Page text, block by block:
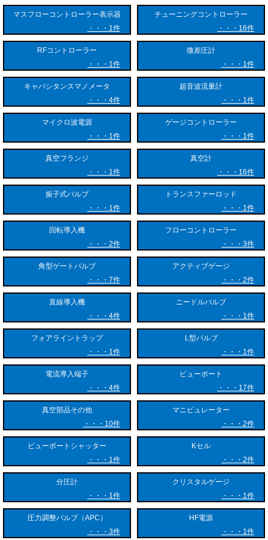
マスフローコントローラー表示器
1件
チューニングコントローラー
16件
RFコントローラー
1件
微差圧計
1件
キャパシタンスマノメータ
4件
超音波流量計
1件
マイクロ波電源
1件
ゲージコントローラー
1件
真空フランジ
1件
真空計
16件
振子式バルブ
1件
トランスファーロッド
1件
回転導入機
2件
フローコントローラー
3件
角型ゲートバルブ
7件
アクティブゲージ
2件
直線導入機
4件
ニードルバルブ
1件
フォアライントラップ
1件
L型バルブ
1件
電流導入端子
4件
ビューポート
17件
真空部品その他
10件
マニピュレーター
2件
ビューポートシャッター
1件
Kセル
2件
分圧計
1件
クリスタルゲージ
1件
圧力調整バルブ（APC）
3件
HF電源
1件